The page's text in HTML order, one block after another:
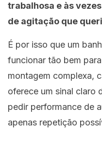
trabalhosa e às
de agitação que
É por isso que um
funcionar tão bem
montagem complexa,
oferece um sinal claro
pedir performance de
apenas repetição